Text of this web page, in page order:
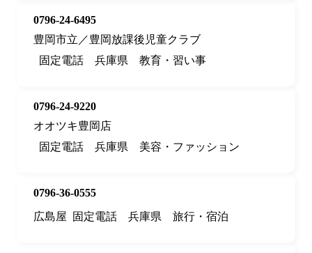
0796-24-6495
豊岡市立／豊岡放課後児童クラブ
固定電話
兵庫県 教育・習い事
0796-24-9220
オオツキ豊岡店
固定電話
兵庫県 美容・ファッション
0796-36-0555
広島屋
固定電話 兵庫県 旅行・宿泊